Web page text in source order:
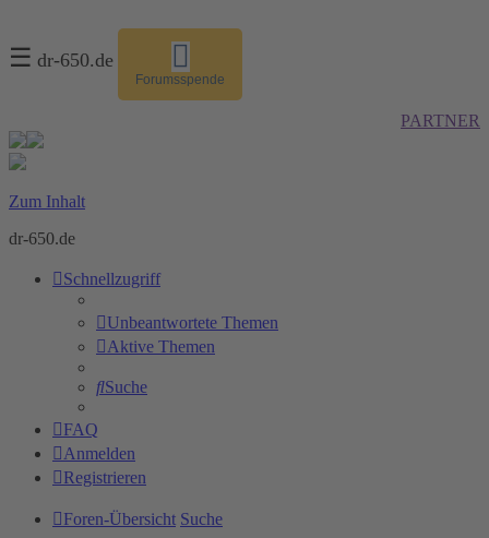
☰ dr-650.de
Forumsspende
PARTNER
Zum Inhalt
dr-650.de
Schnellzugriff
Unbeantwortete Themen
Aktive Themen
Suche
FAQ
Anmelden
Registrieren
Foren-Übersicht Suche